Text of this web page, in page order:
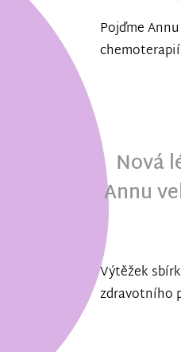
Pojďme
Nová
Annu
Výtěžek
zdravotního